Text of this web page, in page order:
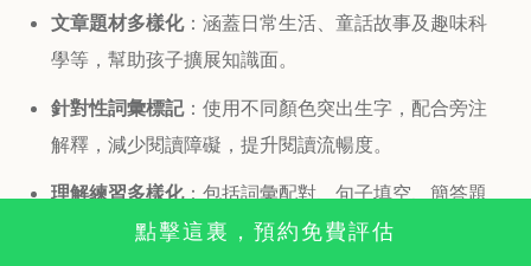
文章題材多樣化：涵蓋日常生活、童話故事及趣味科
學等，幫助孩子擴展知識面。
針對性詞彙標記：使用不同顏色突出生字，配合旁注
解釋，減少閱讀障礙，提升閱讀流暢度。
理解練習多樣化：包括詞彙配對、句子填空、簡答題
及總結寫作，全面鍛煉理解能力與思考能力。
點擊這裏，預約免費評估